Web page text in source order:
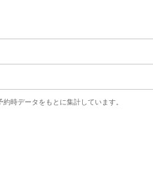
時データをもとに集計しています。